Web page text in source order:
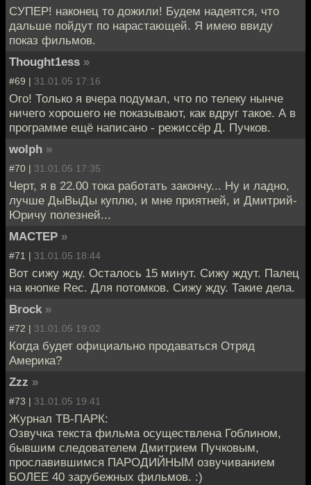
CУПЕР! наконец то дожили! Будем надеятся, что
дальше пойдут по нарастающей. Я имею ввиду
показ фильмов.
Thought1ess »
#69 | 31.01.05 17:16
Ого! Только я вчера подумал, что по телеку нынче
ничего хорошего не показывают, как вдруг такое. А в
программе ещё написано - режиссёр Д. Пучков.
wolph »
#70 | 31.01.05 17:35
Черт, я в 22.00 тока работать закончу... Ну и ладно,
лучше ДыВыДы куплю, и мне приятней, и Дмитрий-
Юричу полезней...
МАСТЕР »
#71 | 31.01.05 18:44
Вот сижу жду. Осталось 15 минут. Сижу ждут. Палец
на кнопке Rec. Для потомков. Сижу жду. Такие дела.
Brock »
#72 | 31.01.05 19:02
Когда будет официально продаваться Отряд
Америка?
Zzz »
#73 | 31.01.05 19:41
Журнал ТВ-ПАРК:
Озвучка текста фильма осуществлена Гоблином,
бывшим следователем Дмитрием Пучковым,
прославившимся ПАРОДИЙНЫМ озвучиванием
БОЛЕЕ 40 зарубежных фильмов. :)